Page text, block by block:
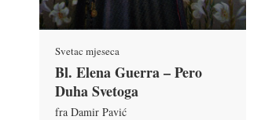
Svetac mjeseca
Bl. Elena Guerra – Pero
Duha Svetoga
fra Damir Pavić